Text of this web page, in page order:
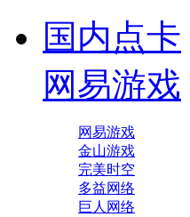
国内点卡
网易游戏
网易游戏
金山游戏
完美时空
多益网络
巨人网络